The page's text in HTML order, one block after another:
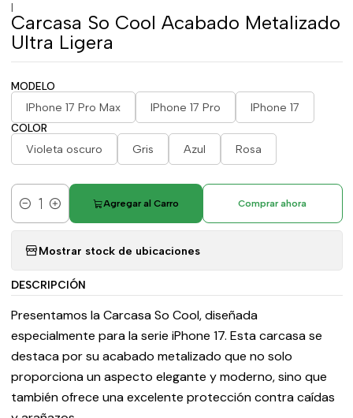
|
Carcasa So Cool Acabado Metalizado
Ultra Ligera
MODELO
IPhone 17 Pro Max IPhone 17 Pro IPhone 17
COLOR
Violeta oscuro Gris Azul Rosa
Cantidad
Agregar al Carro Comprar ahora
Mostrar stock de ubicaciones
DESCRIPCIÓN
Presentamos la Carcasa So Cool, diseñada
especialmente para la serie iPhone 17. Esta carcasa se
destaca por su acabado metalizado que no solo
proporciona un aspecto elegante y moderno, sino que
también ofrece una excelente protección contra caídas